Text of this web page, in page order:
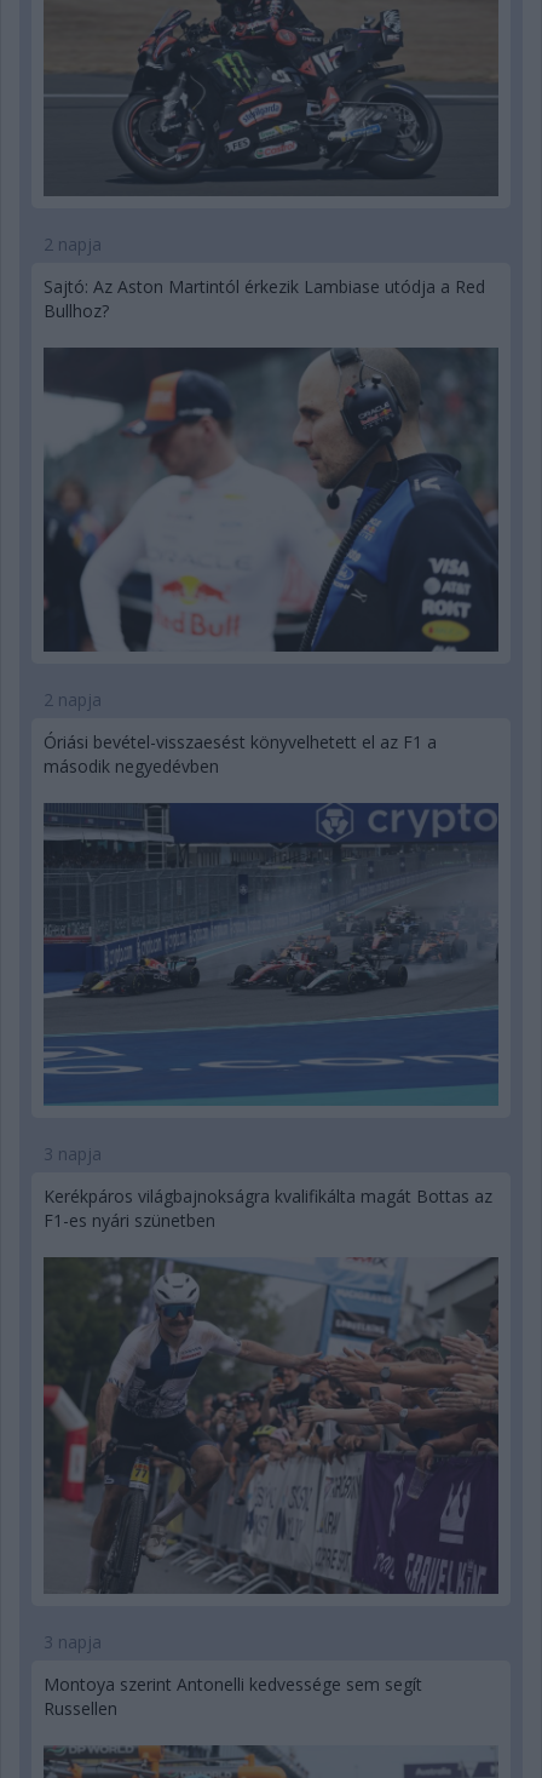
2 napja
Sajtó: Az Aston Martintól érkezik Lambiase utódja a Red
Bullhoz?
2 napja
Óriási bevétel-visszaesést könyvelhetett el az F1 a
második negyedévben
3 napja
Kerékpáros világbajnokságra kvalifikálta magát Bottas az
F1-es nyári szünetben
3 napja
Montoya szerint Antonelli kedvessége sem segít
Russellen